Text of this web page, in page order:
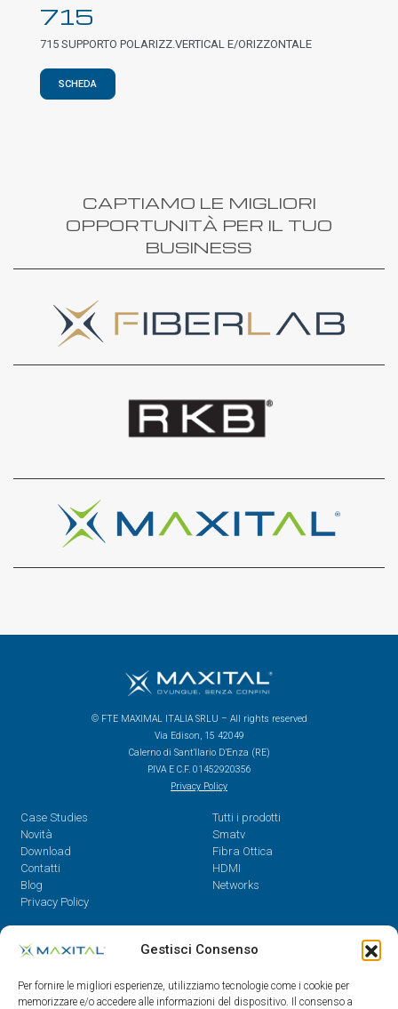
Gestisci Consenso
Per fornire le migliori esperienze, utilizziamo tecnologie come i cookie per
memorizzare e/o accedere alle informazioni del dispositivo. Il consenso a
715
715 SUPPORTO POLARIZZ.VERTICAL E/ORIZZONTALE
SCHEDA
CAPTIAMO LE MIGLIORI
OPPORTUNITÀ PER IL TUO
BUSINESS
© FTE MAXIMAL ITALIA SRLU – All rights reserved
Via Edison, 15 42049
Calerno di Sant’Ilario D’Enza (RE)
P.IVA E C.F. 01452920356
Privacy Policy
Case Studies
Novità
Download
Contatti
Blog
Privacy Policy
Tutti i prodotti
Smatv
Fibra Ottica
HDMI
Networks
Contatti
08.30 - 12.30 / 14 - 18